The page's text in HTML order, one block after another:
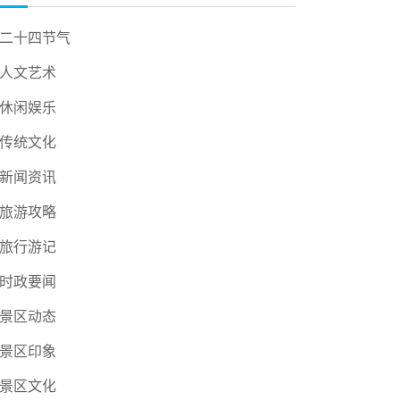
二十四节气
人文艺术
休闲娱乐
传统文化
新闻资讯
旅游攻略
旅行游记
时政要闻
景区动态
景区印象
景区文化